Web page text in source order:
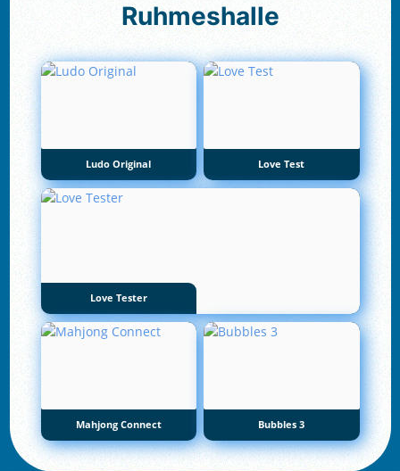
Ruhmeshalle
Ludo Original Love Test
Love Tester
Mahjong Connect Bubbles 3